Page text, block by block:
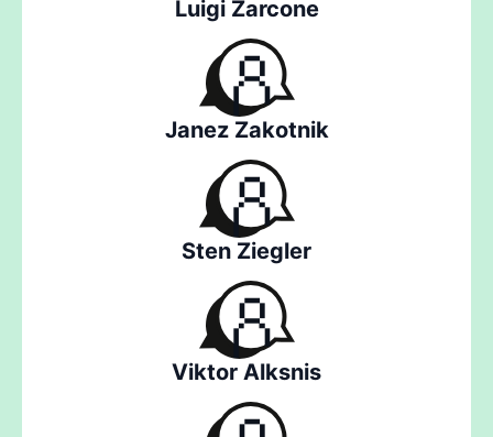
Luigi Zarcone
Janez Zakotnik
Sten Ziegler
Viktor Alksnis